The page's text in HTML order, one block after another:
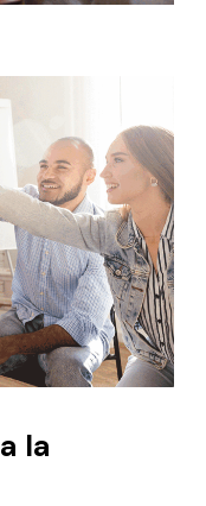
la